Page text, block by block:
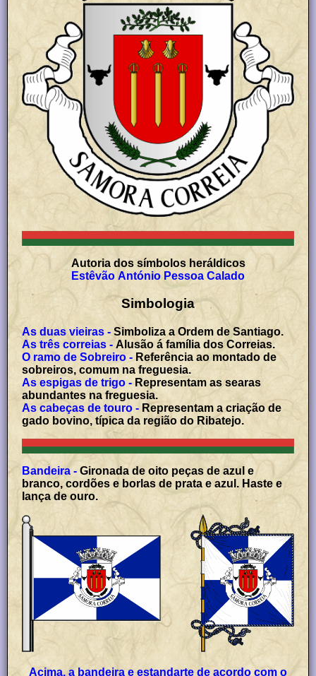
Autoria dos símbolos heráldicos
Estêvão António Pessoa Calado
Simbologia
As duas vieiras - Simboliza a Ordem de Santiago.
As três correias - Alusão á família dos Correias.
O ramo de Sobreiro - Referência ao montado de
sobreiros, comum na freguesia.
As espigas de trigo -Representam as searas
abundantes na freguesia.
As cabeças de touro - Representam a criação de
gado bovino, típica da região do Ribatejo.
Bandeira - Gironada de oito peças de azul e
branco, cordões e borlas de prata e azul. Haste e
lança de ouro.
Acima, a bandeira e estandarte de acordo com o